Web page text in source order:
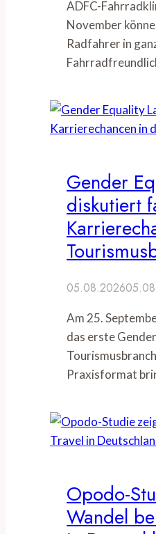
ADFC-
November
Radfahrer in
Gender
diskutiert
05.08.2026
Am 25.
das erste
Praxisformat
Opodo-
Wandel